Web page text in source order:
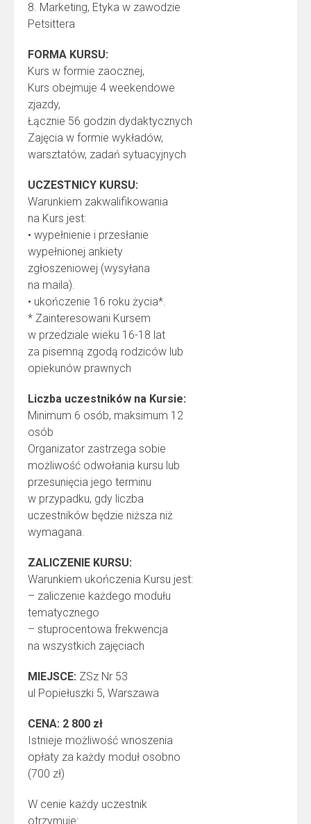
8. Marketing, Etyka w zawodzie
Petsittera
FORMA KURSU:
Kurs w formie zaocznej,
Kurs obejmuje 4 weekendowe
zjazdy,
Łącznie 56 godzin dydaktycznych
Zajęcia w formie wykładów,
warsztatów, zadań sytuacyjnych
UCZESTNICY KURSU:
Warunkiem zakwalifikowania
na Kurs jest:
• wypełnienie i przesłanie
wypełnionej ankiety
zgłoszeniowej (wysyłana
na maila).
• ukończenie 16 roku życia*.
* Zainteresowani Kursem
w przedziale wieku 16-18 lat
za pisemną zgodą rodziców lub
opiekunów prawnych
Liczba uczestników na Kursie:
Minimum 6 osób, maksimum 12
osób
Organizator zastrzega sobie
możliwość odwołania kursu lub
przesunięcia jego terminu
w przypadku, gdy liczba
uczestników będzie niższa niż
wymagana.
ZALICZENIE KURSU:
Warunkiem ukończenia Kursu jest:
– zaliczenie każdego modułu
tematycznego
– stuprocentowa frekwencja
na wszystkich zajęciach
MIEJSCE: ZSz Nr 53
ul Popiełuszki 5, Warszawa
CENA: 2 800 zł
Istnieje możliwość wnoszenia
opłaty za każdy moduł osobno
(700 zł)
W cenie każdy uczestnik
otrzymuje: